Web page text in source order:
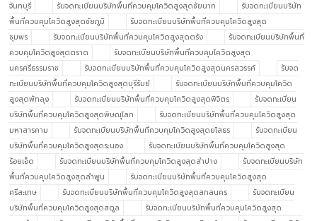
จันทบุรี
รับจดทะเบียนบริษัทพื้นที่ควบคุมโควิดสูงสุดชัยนาท
รับจดทะเบียนบริษัท
พื้นที่ควบคุมโควิดสูงสุดชัยภูมิ
รับจดทะเบียนบริษัทพื้นที่ควบคุมโควิดสูงสุด
ชุมพร
รับจดทะเบียนบริษัทพื้นที่ควบคุมโควิดสูงสุดตรัง
รับจดทะเบียนบริษัทพื้นที่
ควบคุมโควิดสูงสุดตราด
รับจดทะเบียนบริษัทพื้นที่ควบคุมโควิดสูงสุด
นครศรีธรรมราช
รับจดทะเบียนบริษัทพื้นที่ควบคุมโควิดสูงสุดนครสวรรค์
รับจด
ทะเบียนบริษัทพื้นที่ควบคุมโควิดสูงสุดบุรีรัมย์
รับจดทะเบียนบริษัทพื้นที่ควบคุมโควิด
สูงสุดพัทลุง
รับจดทะเบียนบริษัทพื้นที่ควบคุมโควิดสูงสุดพิจิตร
รับจดทะเบียน
บริษัทพื้นที่ควบคุมโควิดสูงสุดพิษณุโลก
รับจดทะเบียนบริษัทพื้นที่ควบคุมโควิดสูงสุด
มหาสารคาม
รับจดทะเบียนบริษัทพื้นที่ควบคุมโควิดสูงสุดยโสธร
รับจดทะเบียน
บริษัทพื้นที่ควบคุมโควิดสูงสุดระนอง
รับจดทะเบียนบริษัทพื้นที่ควบคุมโควิดสูงสุด
ร้อยเอ็ด
รับจดทะเบียนบริษัทพื้นที่ควบคุมโควิดสูงสุดลำปาง
รับจดทะเบียนบริษัท
พื้นที่ควบคุมโควิดสูงสุดลำพูน
รับจดทะเบียนบริษัทพื้นที่ควบคุมโควิดสูงสุด
ศรีสะเกษ
รับจดทะเบียนบริษัทพื้นที่ควบคุมโควิดสูงสุดสกลนคร
รับจดทะเบียน
บริษัทพื้นที่ควบคุมโควิดสูงสุดสตูล
รับจดทะเบียนบริษัทพื้นที่ควบคุมโควิดสูงสุด